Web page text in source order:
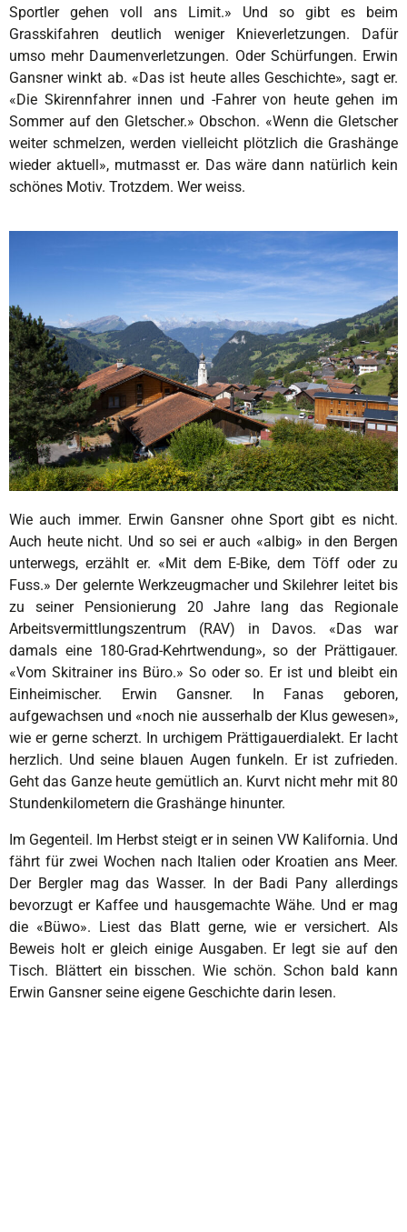
Sportler gehen voll ans Limit.» Und so gibt es beim
Grasskifahren deutlich weniger Knieverletzungen. Dafür
umso mehr Daumenverletzungen. Oder Schürfungen. Erwin
Gansner winkt ab. «Das ist heute alles Geschichte», sagt er.
«Die Skirennfahrer innen und -Fahrer von heute gehen im
Sommer auf den Gletscher.» Obschon. «Wenn die Gletscher
weiter schmelzen, werden vielleicht plötzlich die Grashänge
wieder aktuell», mutmasst er. Das wäre dann natürlich kein
schönes Motiv. Trotzdem. Wer weiss.
Wie auch immer. Erwin Gansner ohne Sport gibt es nicht.
Auch heute nicht. Und so sei er auch «albig» in den Bergen
unterwegs, erzählt er. «Mit dem E-Bike, dem Töff oder zu
Fuss.» Der gelernte Werkzeugmacher und Skilehrer leitet bis
zu seiner Pensionierung 20 Jahre lang das Regionale
Arbeitsvermittlungszentrum (RAV) in Davos. «Das war
damals eine 180-Grad-Kehrtwendung», so der Prättigauer.
«Vom Skitrainer ins Büro.» So oder so. Er ist und bleibt ein
Einheimischer. Erwin Gansner. In Fanas geboren,
aufgewachsen und «noch nie ausserhalb der Klus gewesen»,
wie er gerne scherzt. In urchigem Prättigauerdialekt. Er lacht
herzlich. Und seine blauen Augen funkeln. Er ist zufrieden.
Geht das Ganze heute gemütlich an. Kurvt nicht mehr mit 80
Stundenkilometern die Grashänge hinunter.
Im Gegenteil. Im Herbst steigt er in seinen VW Kalifornia. Und
fährt für zwei Wochen nach Italien oder Kroatien ans Meer.
Der Bergler mag das Wasser. In der Badi Pany allerdings
bevorzugt er Kaffee und hausgemachte Wähe. Und er mag
die «Büwo». Liest das Blatt gerne, wie er versichert. Als
Beweis holt er gleich einige Ausgaben. Er legt sie auf den
Tisch. Blättert ein bisschen. Wie schön. Schon bald kann
Erwin Gansner seine eigene Geschichte darin lesen.